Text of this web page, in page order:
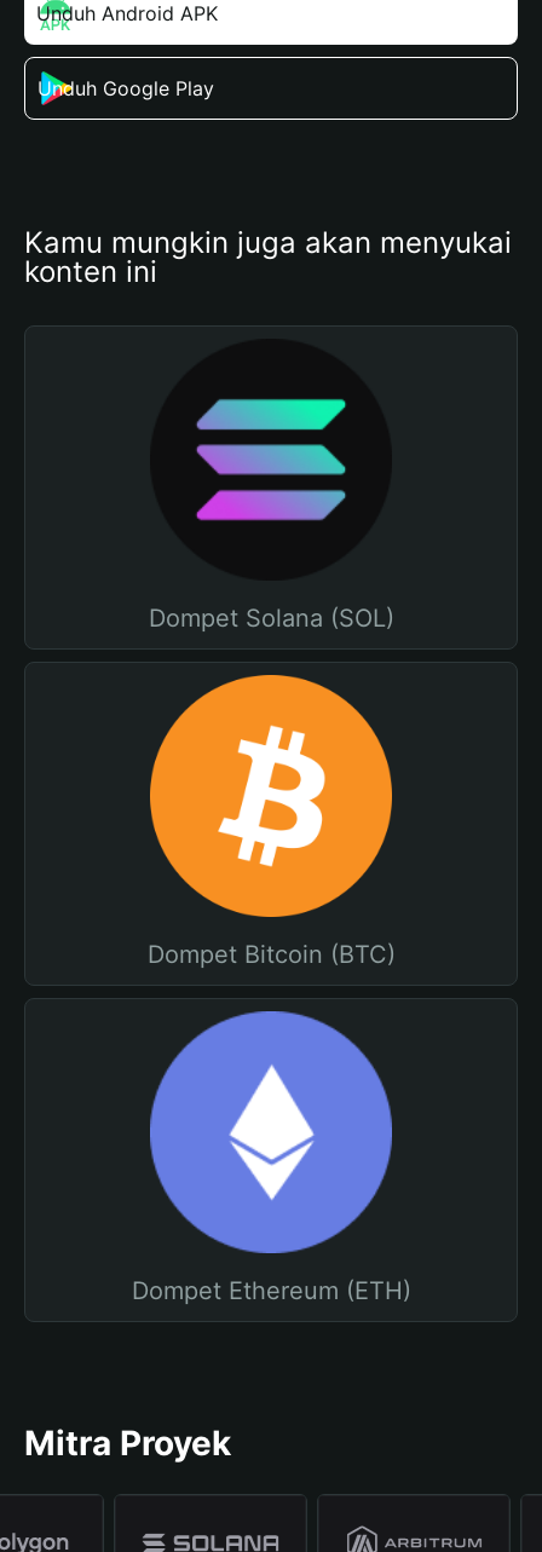
Unduh Android APK
Unduh Google Play
Kamu mungkin juga akan menyukai
konten ini
Dompet Solana (SOL)
Dompet Bitcoin (BTC)
Dompet Ethereum (ETH)
Mitra Proyek